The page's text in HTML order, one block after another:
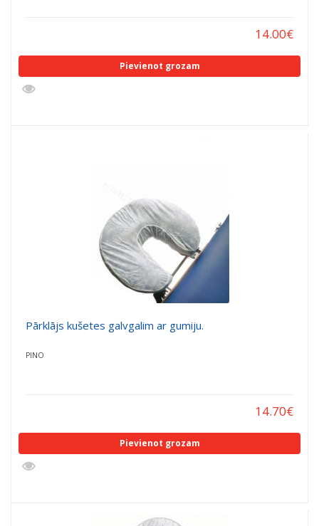
14.00€
Pievienot grozam
Pārklājs kušetes galvgalim ar gumiju.
PINO
14.70€
Pievienot grozam